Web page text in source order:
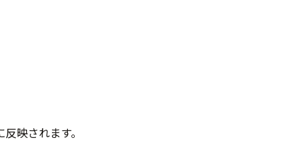
映されます。